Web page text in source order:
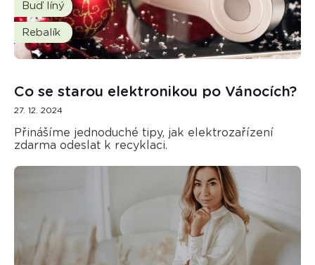
Buď líný
Rebalík
Co se starou elektronikou po Vánocích?
27. 12. 2024
Přinášíme jednoduché tipy, jak elektrozařízení
zdarma odeslat k recyklaci.